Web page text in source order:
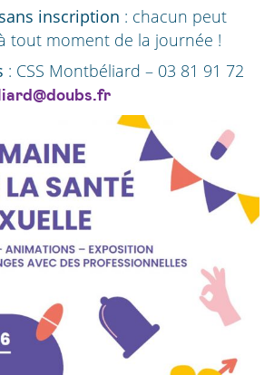
inscription : chacun peut
tout moment de la journée !
: CSS Montbéliard – 03 81 91 72